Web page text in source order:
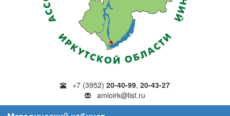
+7 (3952) 20-40-99, 20-43-27
amioirk@list.ru